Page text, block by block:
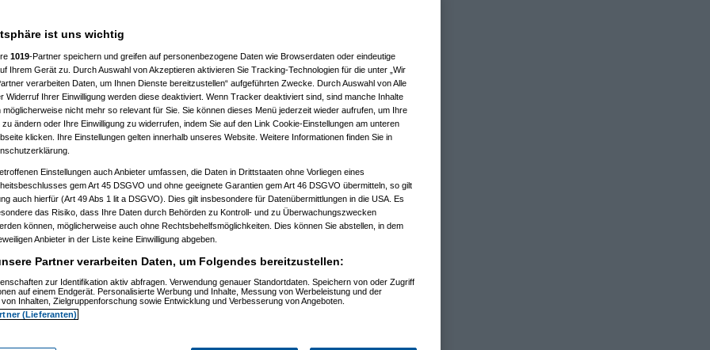
12:05:01)
21.04.2011, 12:38:40)
21.04.2011, 12:51:53)
am 21.04.2011, 12:53:39)
am 21.04.2011, 12:59:10)
am 21.04.2011, 13:01:40)
momo77
am 21.04.2011, 13:09:25)
am 21.04.2011, 13:11:16)
am 21.04.2011, 14:21:30)
am 21.04.2011, 14:31:11)
yumiyoshi
am 21.04.2011, 14:34:24)
(madgordonam 21.04.2011, 14:58:02)
(yumiyoshiam 21.04.2011, 15:13:04)
(madgordonam 21.04.2011, 15:17:10)
(momo77am 21.04.2011, 15:22:27)
entdeckt...(madgordonam 21.04.2011, 15:25:31)
entdeckt...(momo77am 21.04.2011, 15:29:05)
entdeckt...(madgordonam 21.04.2011, 15:37:57)
entdeckt...
Apple entdeckt...(madgordonam 21.04.2011, 16:11:48)
12:34:01)
12:48:16)
12:49:56)
ist uns wichtig
1019-Partner speichern und greifen auf personenbezogene Daten wie Browserdaten oder eindeutige
Ihrem Gerät zu. Durch Auswahl von Akzeptieren aktivieren Sie Tracking-Technologien für die unter „Wir
verarbeiten Daten, um Ihnen Dienste bereitzustellen“ aufgeführten Zwecke. Durch Auswahl von Alle
Widerruf Ihrer Einwilligung werden diese deaktiviert. Wenn Tracker deaktiviert sind, sind manche Inhalte
möglicherweise nicht mehr so relevant für Sie. Sie können dieses Menü jederzeit wieder aufrufen, um Ihre
zu ändern oder Ihre Einwilligung zu widerrufen, indem Sie auf den Link Cookie-Einstellungen am unteren
klicken. Ihre Einstellungen gelten innerhalb unseres Website. Weitere Informationen finden Sie in
Einstellungen auch Anbieter umfassen, die Daten in Drittstaaten ohne Vorliegen eines
gem Art 45 DSGVO und ohne geeignete Garantien gem Art 46 DSGVO übermitteln, so gilt
auch hierfür (Art 49 Abs 1 lit a DSGVO). Dies gilt insbesondere für Datenübermittlungen in die USA. Es
das Risiko, dass Ihre Daten durch Behörden zu Kontroll- und zu Überwachungszwecken
können, möglicherweise auch ohne Rechtsbehelfsmöglichkeiten. Dies können Sie abstellen, in dem
Anbieter in der Liste keine Einwilligung abgeben.
Partner verarbeiten Daten, um Folgendes bereitzustellen:
zur Identifikation aktiv abfragen. Verwendung genauer Standortdaten. Speichern von oder Zugriff
auf einem Endgerät. Personalisierte Werbung und Inhalte, Messung von Werbeleistung und der
Inhalten, Zielgruppenforschung sowie Entwicklung und Verbesserung von Angeboten.
(Lieferanten)